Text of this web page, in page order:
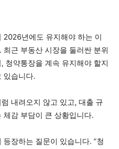
2026년에도 유지해야 하는 이
근 부동산 시장을 둘러싼 분위
청약통장을 계속 유지해야 할지
있습니다.
내려오지 않고 있고, 대출 규
감 부담이 큰 상황입니다.
장하는 질문이 있습니다. “청